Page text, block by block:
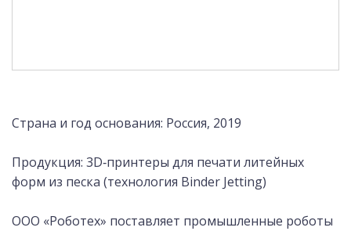
Страна и год основания: Россия, 2019
Продукция: 3D‑принтеры для печати литейных
форм из песка (технология Binder Jetting)
ООО «Роботех» поставляет промышленные роботы